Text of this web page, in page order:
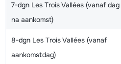
7-dgn Les Trois Vallées (vanaf dag
na aankomst)
8-dgn Les Trois Vallées (vanaf
aankomstdag)